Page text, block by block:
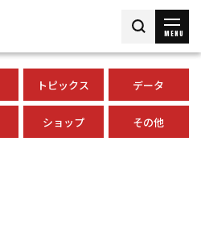
MENU
トピックス データ
ショップ その他